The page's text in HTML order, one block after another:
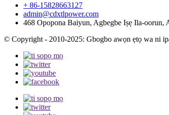
+ 86-15828663127
admin@cdxtlpower.com
468 Opopona Baiyun, Agbegbe Iṣẹ Ila-oorun,
© Copyright - 2010-2025: Gbogbo awọn ẹtọ wa ni